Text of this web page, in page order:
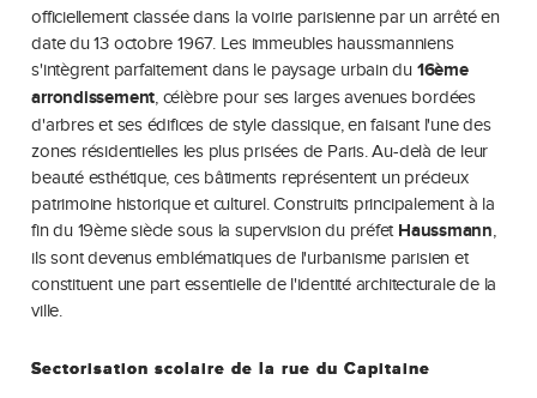
officiellement classée dans la voirie parisienne par un arrêté en
date du 13 octobre 1967. Les immeubles haussmanniens
s'intègrent parfaitement dans le paysage urbain du 16ème
arrondissement, célèbre pour ses larges avenues bordées
d'arbres et ses édifices de style classique, en faisant l'une des
zones résidentielles les plus prisées de Paris. Au-delà de leur
beauté esthétique, ces bâtiments représentent un précieux
patrimoine historique et culturel. Construits principalement à la
fin du 19ème siècle sous la supervision du préfet Haussmann,
ils sont devenus emblématiques de l'urbanisme parisien et
constituent une part essentielle de l'identité architecturale de la
ville.
Sectorisation scolaire de la rue du Capitaine